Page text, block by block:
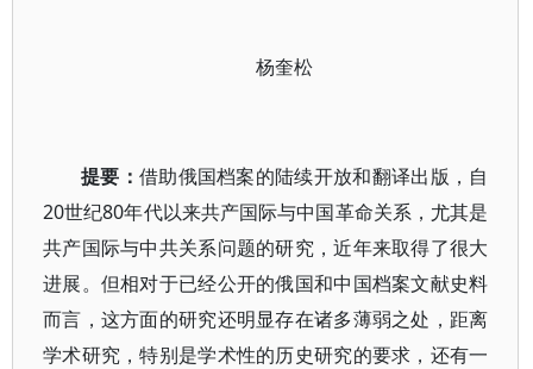
杨奎松
提要： 借助俄国档案的陆续开放和翻译出版，自
20世纪80年代以来共产国际与中国革命关系，尤其是
共产国际与中共关系问题的研究，近年来取得了很大
进展。但相对于已经公开的俄国和中国档案文献史料
而言，这方面的研究还明显存在诸多薄弱之处，距离
学术研究，特别是学术性的历史研究的要求，还有一